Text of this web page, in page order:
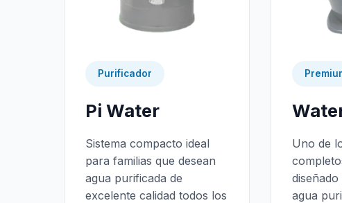
Purificador
Pi Water
Sistema compacto ideal
para familias que desean
agua purificada de
excelente calidad todos los
Uno de
agua